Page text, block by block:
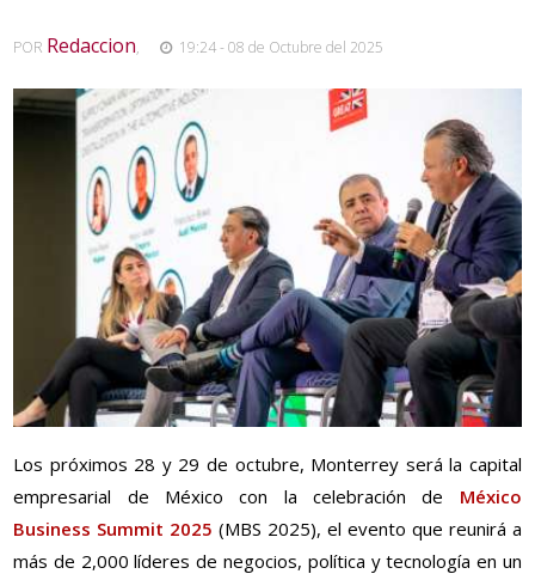
POR Redaccion, 19:24 - 08 de Octubre del 2025
Los próximos 28 y 29 de octubre, Monterrey será la capital
empresarial de México con la celebración de México
Business Summit 2025 (MBS 2025), el evento que reunirá a
más de 2,000 líderes de negocios, política y tecnología en un